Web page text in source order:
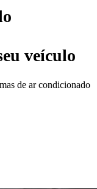
veículo
de ar condicionado